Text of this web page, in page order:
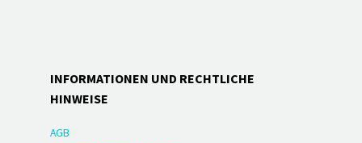
INFORMATIONEN UND RECHTLICHE
HINWEISE
AGB